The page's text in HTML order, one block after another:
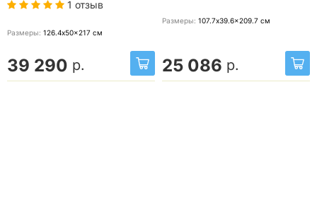
1 отзыв
Размеры: 126.4x50x217 см
39 290 р.
Размеры: 107.7x39.6x209.7 см
25 086 р.